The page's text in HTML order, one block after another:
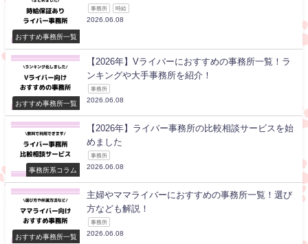
おすすめ事務所一覧
事務所 時給
2026.06.08
おすすめ事務所一覧
【2026年】Vライバーにおすすめの事務所一覧！ラ
ンキングや大手事務所を紹介！
事務所
2026.06.08
事務所系コラム
【2026年】ライバー事務所の比較相談サービスを始
めました
事務所
2026.06.08
おすすめ事務所一覧
主婦やママライバーにおすすめの事務所一覧！選び
方なども解説！
事務所
2026.06.08